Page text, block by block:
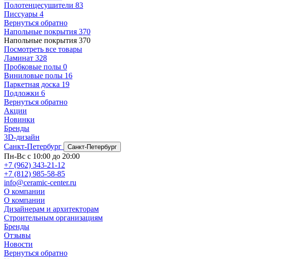
Полотенцесушители 83
Писсуары 4
Вернуться обратно
Напольные покрытия 370
Напольные покрытия 370
Посмотреть все товары
Ламинат 328
Пробковые полы 0
Виниловые полы 16
Паркетная доска 19
Подложки 6
Вернуться обратно
Акции
Новинки
Бренды
3D-дизайн
Санкт-Петербург
Санкт-Петербург
Пн-Вс с 10:00 до 20:00
+7 (962) 343-21-12
+7 (812) 985-58-85
info@ceramic-center.ru
О компании
О компании
Дизайнерам и архитекторам
Строительным организациям
Бренды
Отзывы
Новости
Вернуться обратно